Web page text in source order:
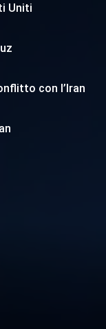
Uniti
con l’Iran